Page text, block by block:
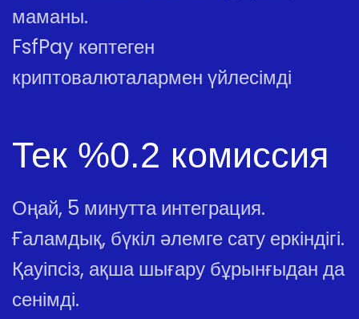
маманы.
FsfPay көптеген
криптовалюталармен үйлесімді
Тек %0.2 комиссия
Оңай, 5 минутта интеграция.
Ғаламдық, бүкіл әлемге сату еркіндігі.
Қауіпсіз, ақша шығару бұрынғыдан да
сенімді.